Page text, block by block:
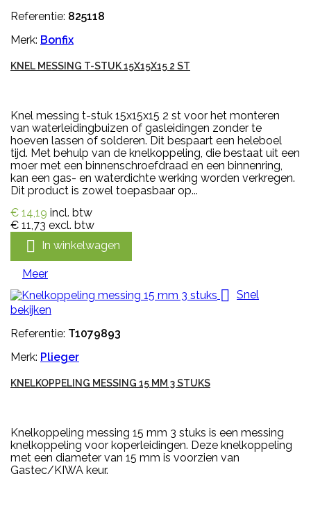
Referentie: 825118
Merk: Bonfix
KNEL MESSING T-STUK 15X15X15 2 ST
Knel messing t-stuk 15x15x15 2 st voor het monteren
van waterleidingbuizen of gasleidingen zonder te
hoeven lassen of solderen. Dit bespaart een heleboel
tijd. Met behulp van de knelkoppeling, die bestaat uit een
moer met een binnenschroefdraad en een binnenring,
kan een gas- en waterdichte werking worden verkregen.
Dit product is zowel toepasbaar op...
€ 14,19 incl. btw
€ 11,73 excl. btw
 In winkelwagen
Meer
 Snel
bekijken
Referentie: T1079893
Merk: Plieger
KNELKOPPELING MESSING 15 MM 3 STUKS
Knelkoppeling messing 15 mm 3 stuks is een messing
knelkoppeling voor koperleidingen. Deze knelkoppeling
met een diameter van 15 mm is voorzien van
Gastec/KIWA keur.